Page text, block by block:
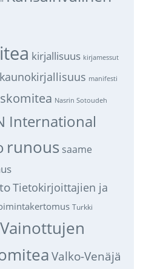
kirjallisuus kirjamessut
manifesti
Nasrin Sotoudeh
International
runous saame
Tietokirjoittajien ja
Turkki
Vainottujen
Valko-Venäjä